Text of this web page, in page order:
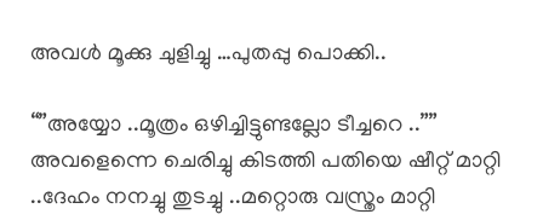
അവൾ മൂക്കു ചുളിച്ചു …പുതപ്പു പൊക്കി..
“”അയ്യോ ..മൂത്രം ഒഴിച്ചിട്ടുണ്ടല്ലോ ടീച്ചറെ ..””
അവളെന്നെ ചെരിച്ചു കിടത്തി പതിയെ ഷീറ്റ് മാറ്റി
..ദേഹം നനച്ചു തുടച്ചു ..മറ്റൊരു വസ്ത്രം മാറ്റി